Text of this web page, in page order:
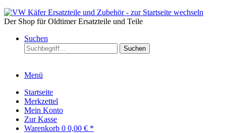
Der Shop für Oldtimer Ersatzteile und Teile
Suchen
Suchen
Menü
Startseite
Merkzettel
Mein Konto
Zur Kasse
Warenkorb 0 0,00 € *